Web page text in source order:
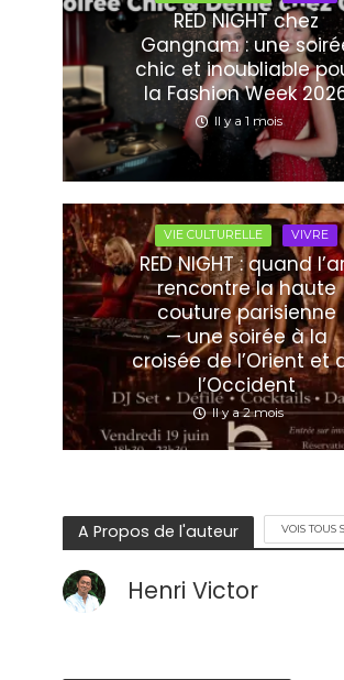
RED NIGHT chez
Gangnam : une
chic et inoubliable
la Fashion Week
Il y a 1 mois
VIE CULTURELLE VIVRE
RED NIGHT : quand
rencontre la haute
couture parisienne
— une soirée à la
croisée de l’Orient et
l’Occident
Il y a 2 mois
A Propos de l'auteur VOIS TOUS
Henri Victor